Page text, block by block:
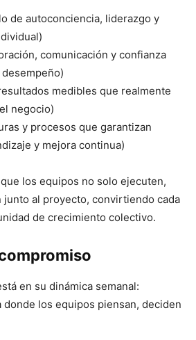
de autoconciencia, liderazgo y
comunicación y confianza
medibles que realmente
negocio)
y procesos que garantizan
y mejora continua)
los equipos no solo ejecuten,
junto al proyecto, convirtiendo cada
de crecimiento colectivo.
en su dinámica semanal:
donde los equipos piensan, deciden